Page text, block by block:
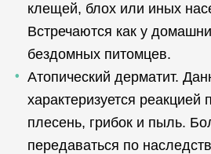
клещей, блох или иных
Встречаются как у
бездомных питомцев.
Атопический дерматит.
характеризуется реакцией
плесень, грибок и пыль.
передаваться по